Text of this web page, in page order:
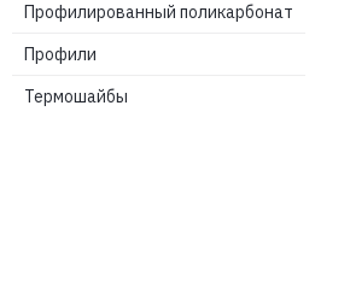
Профилированный поликарбонат
Профили
Термошайбы